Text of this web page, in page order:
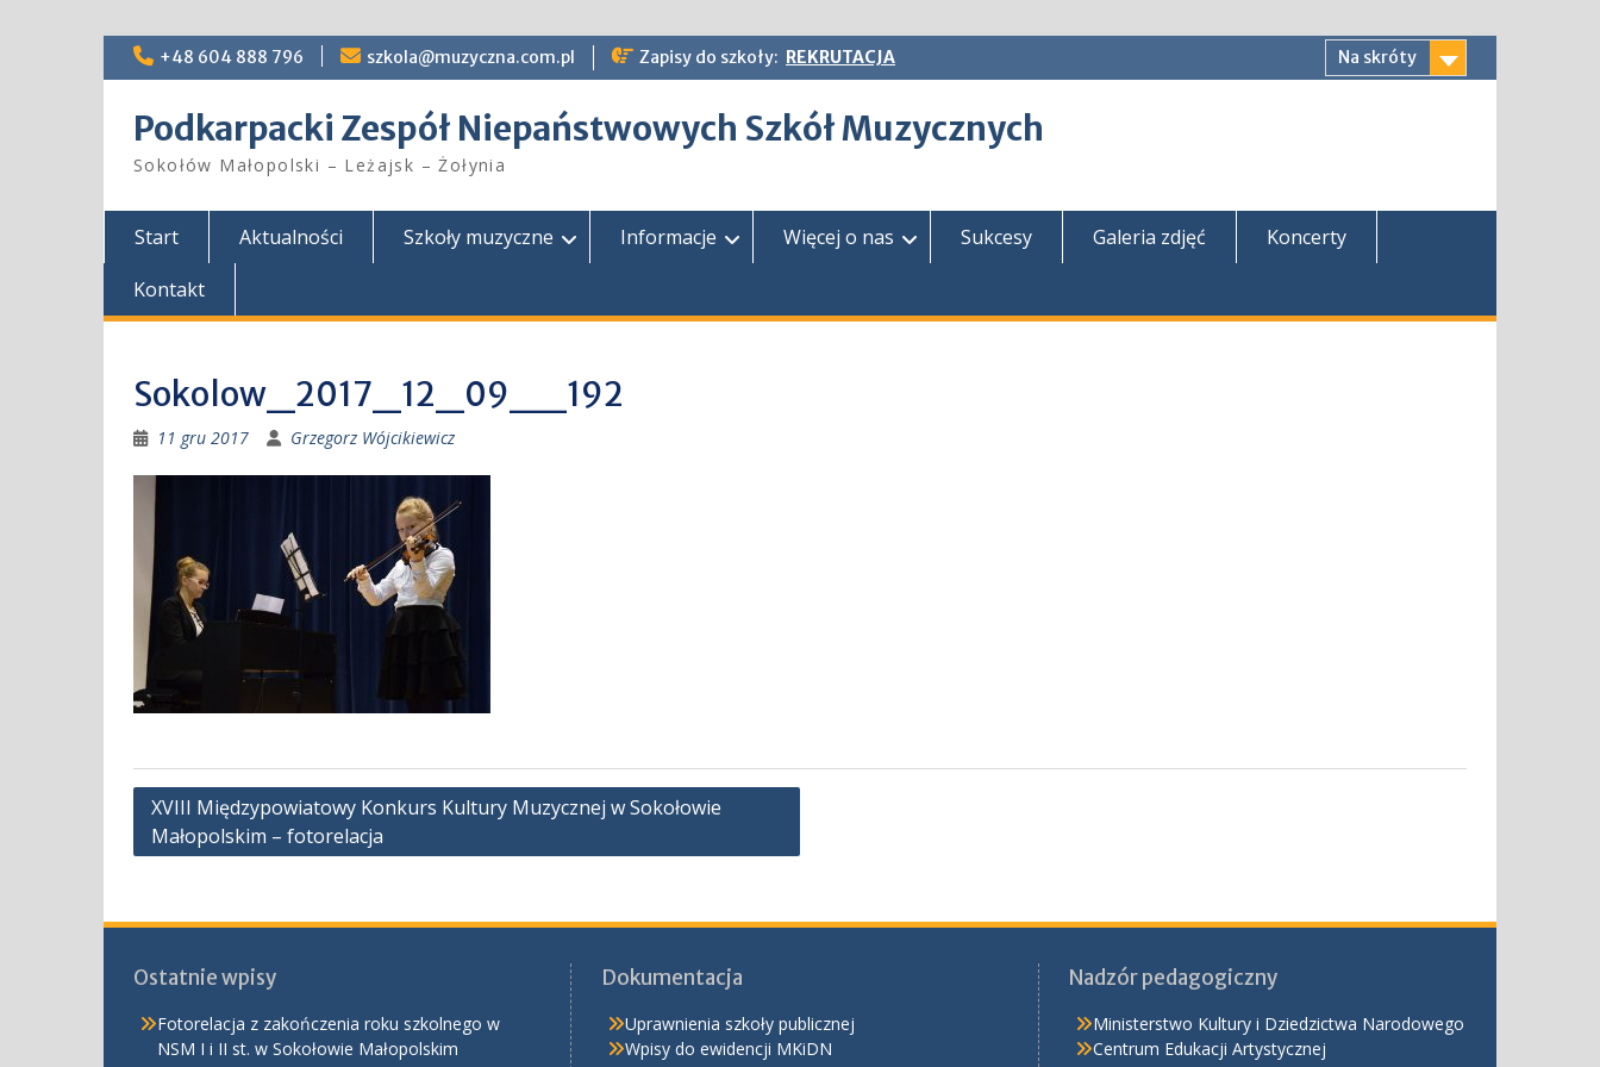
Skip
+48 604 888 796 szkola@muzyczna.com.pl Zapisy do szkoły: REKRUTACJA Na skróty
Podkarpacki Zespół Niepaństwowych Szkół Muzycznych
Sokołów Małopolski – Leżajsk – Żołynia
Start Aktualności Szkoły muzyczne Informacje Więcej o nas Sukcesy Galeria zdjęć
Koncerty
Kontakt
Sokolow_2017_12_09__192
11 gru 2017 Grzegorz Wójcikiewicz
Nawigacja
wpisu
XVIII Międzypowiatowy Konkurs Kultury Muzycznej w Sokołowie
Małopolskim – fotorelacja
Ostatnie wpisy
Fotorelacja z zakończenia roku szkolnego w
NSM I i II st. w Sokołowie Małopolskim
Dokumentacja
Uprawnienia szkoły publicznej
Wpisy do ewidencji MKiDN
Nadzór pedagogiczny
Ministerstwo Kultury i Dziedzictwa Narodowego
Centrum Edukacji Artystycznej